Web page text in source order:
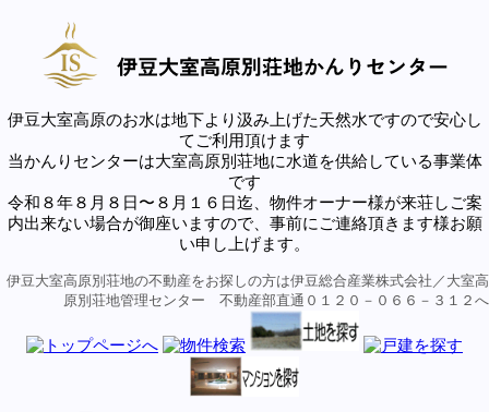
伊豆大室高原のお水は地下より汲み上げた天然水ですので安心し
てご利用頂けます
当かんりセンターは大室高原別荘地に水道を供給している事業体
です
令和８年８月８日〜８月１６日迄、物件オーナー様が来荘しご案
内出来ない場合が御座いますので、事前にご連絡頂きます様お願
い申し上げます。
伊豆大室高原別荘地の不動産をお探しの方は伊豆総合産業株式会社／大室高
原別荘地管理センター 不動産部直通０１２０－０６６－３１２へ